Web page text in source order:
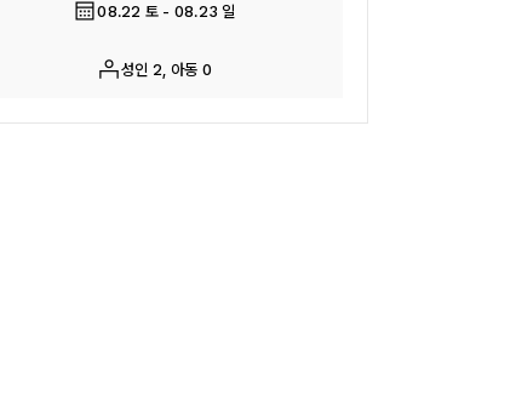
08.22 토 - 08.23 일
성인 2, 아동 0